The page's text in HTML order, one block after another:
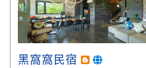
黑窩窩民宿